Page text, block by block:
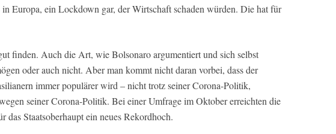
Europa, ein Lockdown gar, der Wirtschaft schaden würden. Die hat für
finden. Auch die Art, wie Bolsonaro argumentiert und sich selbst
oder auch nicht. Aber man kommt nicht daran vorbei, dass der
immer populärer wird – nicht trotz seiner Corona-Politik,
seiner Corona-Politik. Bei einer Umfrage im Oktober erreichten die
das Staatsoberhaupt ein neues Rekordhoch.